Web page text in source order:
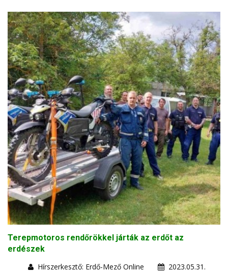
Terepmotoros rendőrökkel járták az erdőt az
erdészek
Hírszerkesztő: Erdő-Mező Online
2023.05.31.